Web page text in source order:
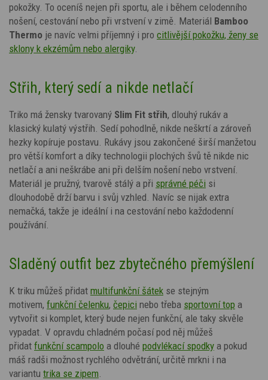
pokožky. To oceníš nejen při sportu, ale i během celodenního
nošení, cestování nebo při vrstvení v zimě. Materiál Bamboo
Thermo je navíc velmi příjemný i pro citlivější pokožku, ženy se
sklony k ekzémům nebo alergiky.
Střih, který sedí a nikde netlačí
Triko má žensky tvarovaný Slim Fit střih, dlouhý rukáv a
klasický kulatý výstřih. Sedí pohodlně, nikde neškrtí a zároveň
hezky kopíruje postavu. Rukávy jsou zakončené širší manžetou
pro větší komfort a díky technologii plochých švů tě nikde nic
netlačí a ani neškrábe ani při delším nošení nebo vrstvení.
Materiál je pružný, tvarově stálý a při správné péči si
dlouhodobě drží barvu i svůj vzhled. Navíc se nijak extra
nemačká, takže je ideální i na cestování nebo každodenní
používání.
Sladěný outfit bez zbytečného přemýšlení
K triku můžeš přidat multifunkční šátek se stejným
motivem, funkční čelenku, čepici nebo třeba sportovní top a
vytvořit si komplet, který bude nejen funkční, ale taky skvěle
vypadat. V opravdu chladném počasí pod něj můžeš
přidat funkční scampolo a dlouhé podvlékací spodky a pokud
máš radši možnost rychlého odvětrání, určitě mrkni i na
variantu trika se zipem